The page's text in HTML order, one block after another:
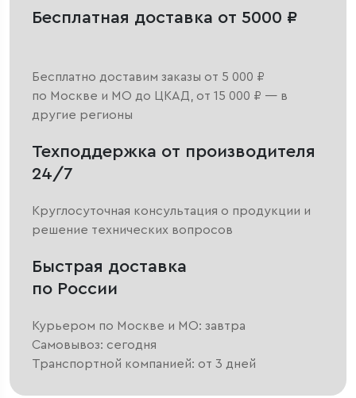
Бесплатная доставка от 5000 ₽
Бесплатно доставим заказы от 5 000 ₽
по Москве и МО до ЦКАД, от 15 000 ₽ — в
другие регионы
Техподдержка от производителя
24/7
Круглосуточная консультация о продукции и
решение технических вопросов
Быстрая доставка
по России
Курьером по Москве и МО: завтра
Самовывоз: сегодня
Транспортной компанией: от 3 дней